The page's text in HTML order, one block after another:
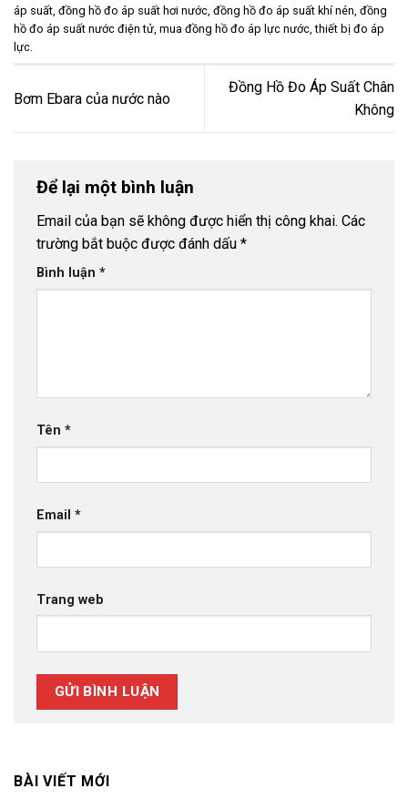
áp suất đồng hồ đo áp suất hơi nước đồng hồ đo áp suất khí nén đồng
hồ đo áp suất nước điện tử mua đồng hồ đo áp lực nước ,thiết bị đo áp
lực
Bơm Ebara của nước nào
Đồng Hồ Đo Áp Suất Chân
Không
Để lại một bình luận
Email của bạn sẽ không được hiển thị công khai. Các
trường bắt buộc được đánh dấu *
Bình luận *
Tên *
Email *
Trang web
BÀI VIẾT MỚI